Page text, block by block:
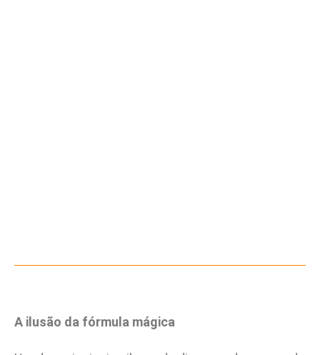
A ilusão da fórmula mágica